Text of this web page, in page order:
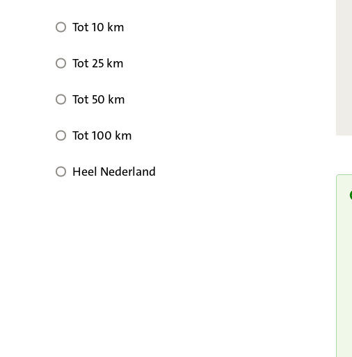
Tot 10 km
Tot 25 km
Tot 50 km
Tot 100 km
Heel Nederland